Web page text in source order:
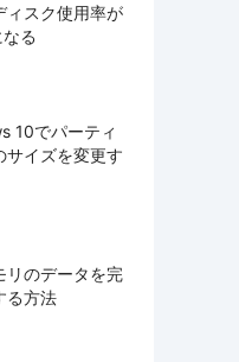
ィスク使用率が
る
10でパーティ
サイズを変更す
リのデータを完
る方法